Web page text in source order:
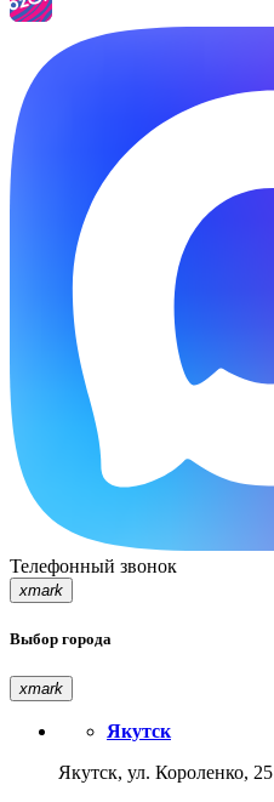
Телефонный звонок
xmark
Выбор города
xmark
Якутск
Якутск, ул. Короленко, 25